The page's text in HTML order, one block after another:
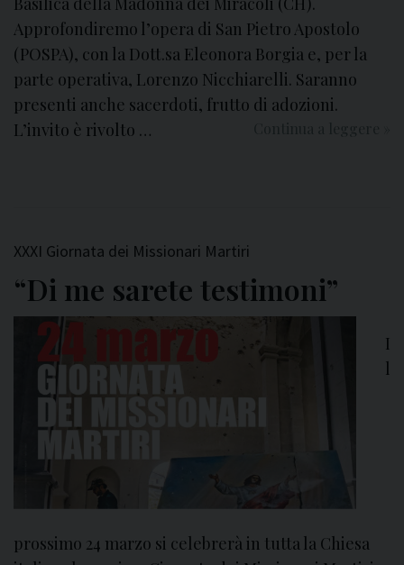
Approfondiremo l’opera di San Pietro Apostolo
(POSPA), con la Dott.sa Eleonora Borgia e, per la
parte operativa, Lorenzo Nicchiarelli. Saranno
presenti anche sacerdoti, frutto di adozioni.
L’invito è rivolto …
e
XXXI Giornata dei Missionari Martiri
“Di me sarete testimoni”
I
l
prossimo 24 marzo si celebrerà in tutta la Chiesa